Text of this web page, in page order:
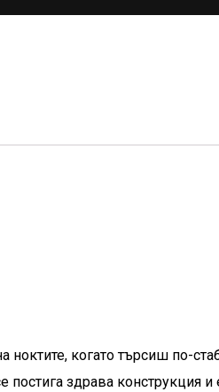
ноктите, когато търсиш по-
здрава конструкция и